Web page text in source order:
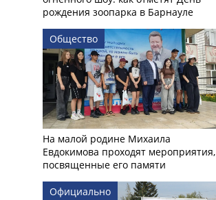
рождения зоопарка в Барнауле
Общество
На малой родине Михаила
Евдокимова проходят мероприятия,
посвященные его памяти
Официально